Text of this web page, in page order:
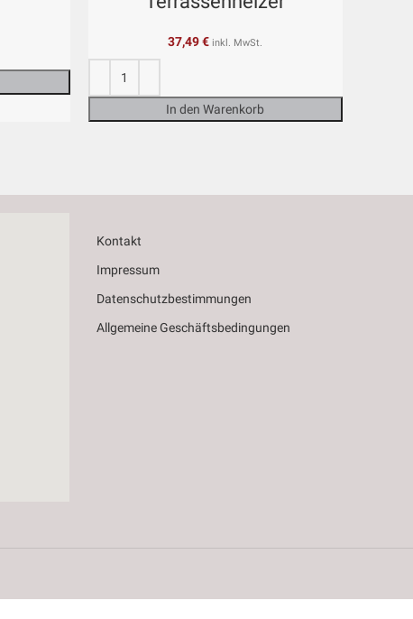
37,49€ inkl. MwSt.
In den Warenkorb
Kontakt
Impressum
Datenschutzbestimmungen
Allgemeine Geschäftsbedingungen